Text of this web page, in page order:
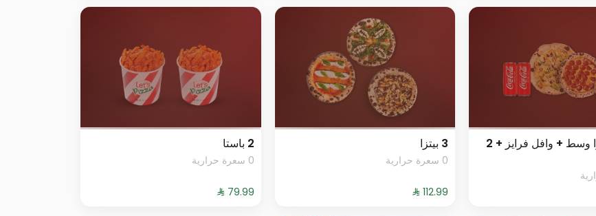
بيتزا + بيتزا وسط + وافل فرايز + 2
3 بيتزا
0 سعرة حرارية
2 باستا
0 سعرة حرارية